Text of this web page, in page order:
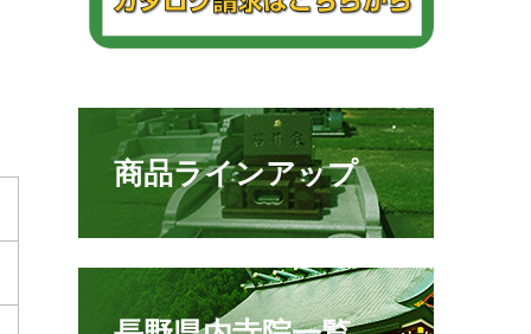
商品ラインアップ